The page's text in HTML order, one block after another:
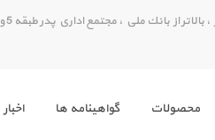
از بانك ملي ، مجتمع اداري پدر طبقه 5 واحد 20
محصولات گواهينامه ها اخبار